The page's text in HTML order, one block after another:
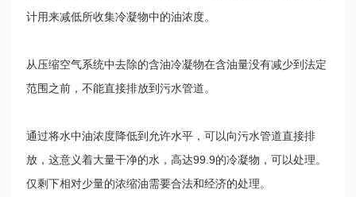
计用来减低所收集冷凝物中的油浓度。
从压缩空气系统中去除的含油冷凝物在含油量没有减少到法定
范围之前，不能直接排放到污水管道。
通过将水中油浓度降低到允许水平，可以向污水管道直接排
放，这意义着大量干净的水，高达99.9的冷凝物，可以处理。
仅剩下相对少量的浓缩油需要合法和经济的处理。